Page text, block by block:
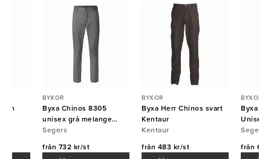
BYXOR
Byxa Chinos 8305
unisex grå melange
Segers
Segers
från 732 kr/st
BYXOR
Byxa Herr Chinos svart
Kentaur
Kentaur
från 483 kr/st
BYXOR
Byxa
Unisex
Segers
från